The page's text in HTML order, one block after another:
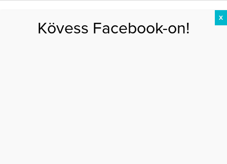
Kövess Facebook-on!
X